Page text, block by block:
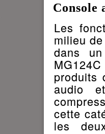
Console
Les
milieu
dans
produits
audio
cette
les